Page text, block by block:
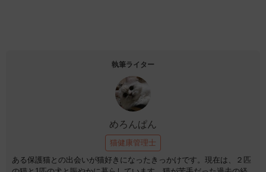
執筆ライター
めろんぱん
猫健康管理士
ある保護猫との出会いが猫好きになったきっかけです。現在は、２匹